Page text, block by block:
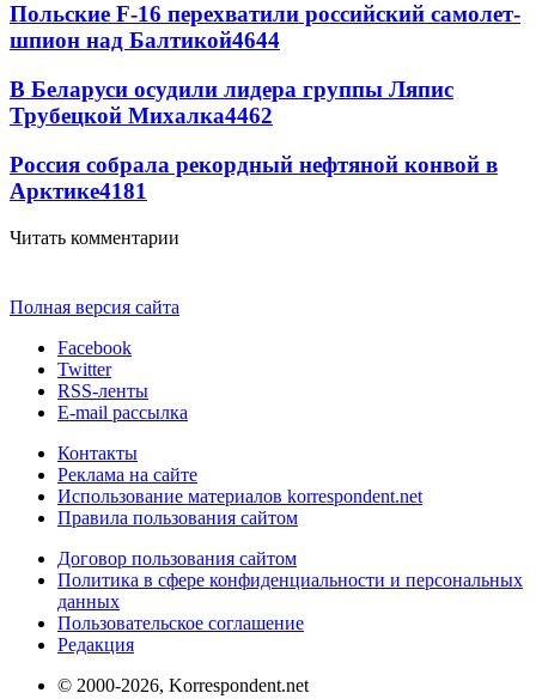
Польские F-16 перехватили российский самолет-
шпион над Балтикой4644
В Беларуси осудили лидера группы Ляпис
Трубецкой Михалка4462
Россия собрала рекордный нефтяной конвой в
Арктике4181
Читать комментарии
Полная версия сайта
Facebook
Twitter
RSS-ленты
E-mail рассылка
Контакты
Реклама на сайте
Использование материалов korrespondent.net
Правила пользования сайтом
Договор пользования сайтом
Политика в сфере конфиденциальности и персональных
данных
Пользовательское соглашение
Редакция
© 2000-2026, Korrespondent.net